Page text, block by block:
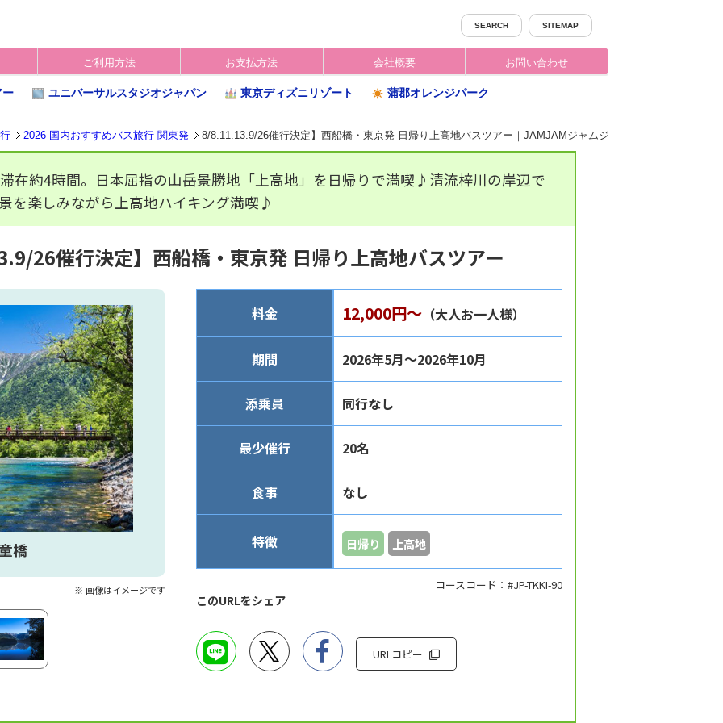
SEARCH SITEMAP
ご利用方法 お支払方法 会社概要 お問い合わせ
ー ユニバーサルスタジオジャパン 東京ディズニリゾート 蒲郡オレンジパーク
2026 国内おすすめバス旅行 関東発 8/8.11.13.9/26催行決定】西船橋・東京発 日帰り上高地バスツアー｜JAMJAMジャムジャムツアー
在約4時間。日本屈指の山岳景勝地「上高地」を日帰りで満喫♪清流梓川の岸辺で
を楽しみながら上高地ハイキング満喫♪
26催行決定】西船橋・東京発 日帰り上高地バスツアー
橋
※ 画像はイメージです
料金 12,000円～（大人お一人様）
期間 2026年5月～2026年10月
添乗員 同行なし
最少催行 20名
食事 なし
特徴 日帰り 上高地
コースコード：#JP-TKKI-90
このURLをシェア
URLコピー